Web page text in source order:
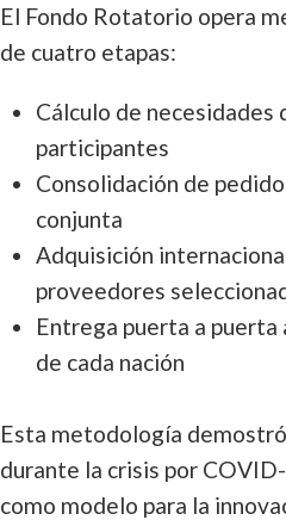
El Fondo Rotatorio opera
de cuatro etapas:
Cálculo de necesidades
participantes
Consolidación de
conjunta
Adquisición
proveedores
Entrega puerta a
de cada nación
Esta metodología
durante la crisis por
como modelo para la